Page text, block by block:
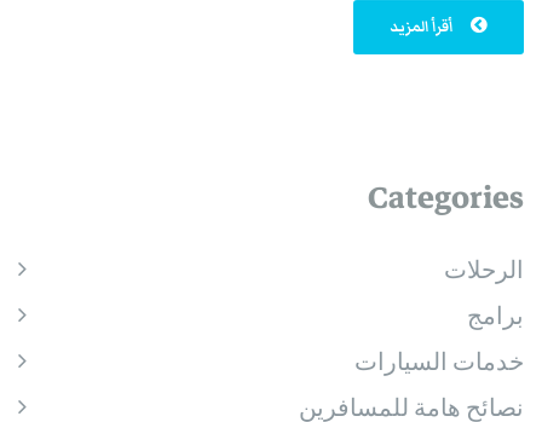
أقرأ المزيد
Categories
الرحلات
برامج
خدمات السيارات
نصائح هامة للمسافرين